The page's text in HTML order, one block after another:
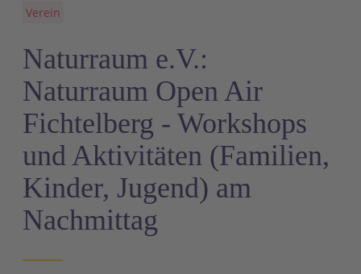
Verein
Naturraum e.V.:
Naturraum Open Air
Fichtelberg - Workshops
und Aktivitäten (Familien,
Kinder, Jugend) am
Nachmittag